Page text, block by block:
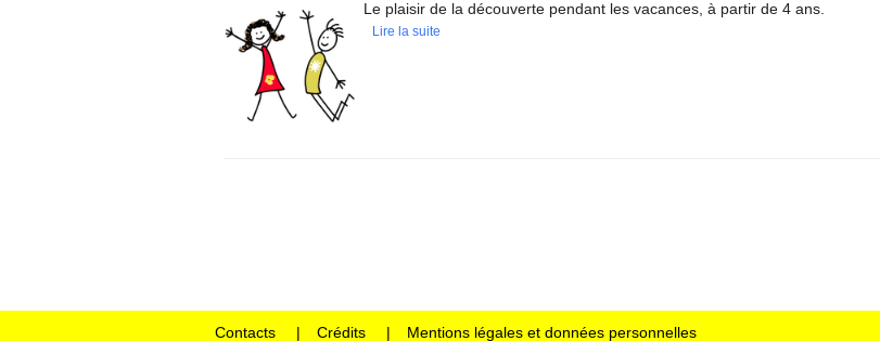
Le plaisir de la découverte pendant les vacances, à partir de 4 ans.
Lire la suite
Contacts Crédits Mentions légales et données personnelles